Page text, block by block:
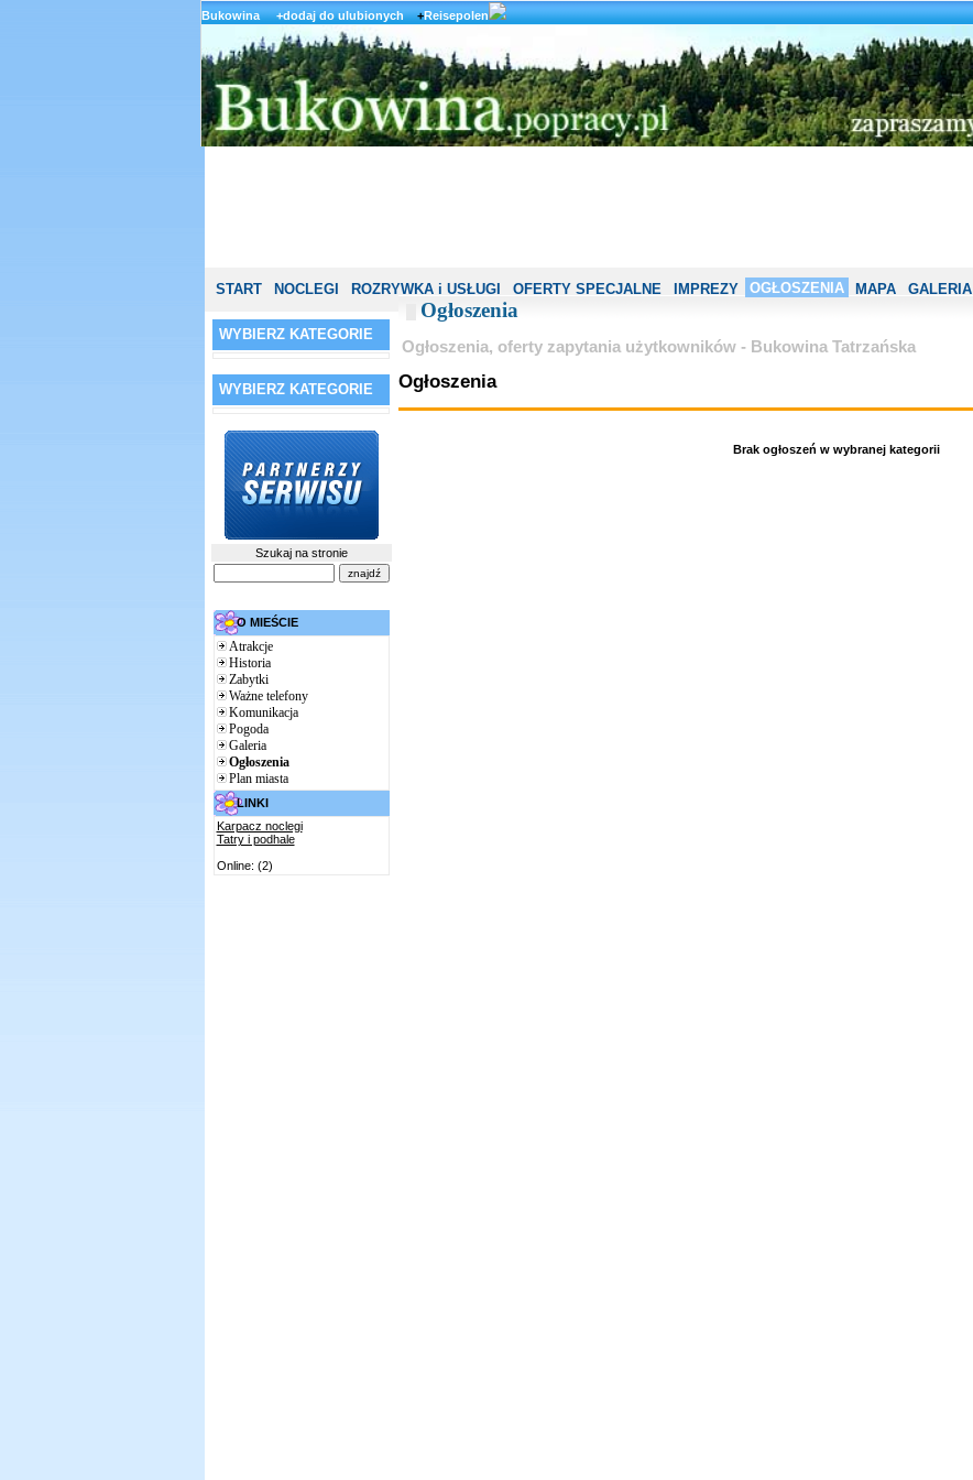
Bukowina +dodaj do ulubionych+Reisepolen
START NOCLEGI ROZRYWKA i USŁUGI OFERTY SPECJALNE IMPREZY OGŁOSZENIA MAPA GALERIA
WYBIERZ KATEGORIE
WYBIERZ KATEGORIE
Szukaj na stronie
O MIEŚCIE
Atrakcje
Historia
Zabytki
Ważne telefony
Komunikacja
Pogoda
Galeria
Ogłoszenia
Plan miasta
LINKI
Karpacz noclegi
Tatry i podhale
Online: (2)
Ogłoszenia
Ogłoszenia, oferty zapytania użytkowników - Bukowina Tatrzańska
Ogłoszenia
Brak ogłoszeń w wybranej kategorii